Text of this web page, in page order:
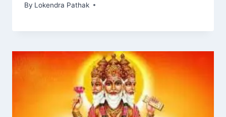
By Lokendra Pathak